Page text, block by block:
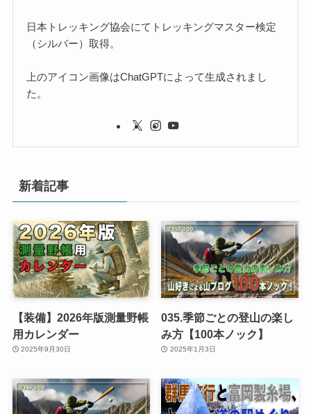
日本トレッキング協会にてトレッキングマスター検定
（シルバー）取得。
上のアイコン画像はChatGPTによって生成されまし
た。
新着記事
【装備】2026年版測量野帳
用カレンダー
2025年9月30日
035.季節ごとの登山の楽し
み方【100本ノック】
2025年1月3日